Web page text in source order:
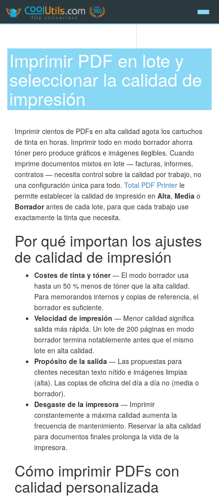
Imprimir PDF en lote y
seleccionar la calidad de
impresión
Imprimir cientos de PDFs en alta calidad agota los cartuchos
de tinta en horas. Imprimir todo en modo borrador ahorra
tóner pero produce gráficos e imágenes ilegibles. Cuando
imprime documentos mixtos en lote — facturas, informes,
contratos — necesita control sobre la calidad por trabajo, no
una configuración única para todo. Total PDF Printer le
permite establecer la calidad de impresión en Alta, Media o
Borradorantes de cada lote, para que cada trabajo use
exactamente la tinta que necesita.
Por qué importan los ajustes
de calidad de impresión
Costes de tinta y tóner— El modo borrador usa
hasta un 50 % menos de tóner que la alta calidad.
Para memorandos internos y copias de referencia, el
borrador es suficiente.
Velocidad de impresión — Menor calidad significa
salida más rápida. Un lote de 200 páginas en modo
borrador termina notablemente antes que el mismo
lote en alta calidad.
Propósito de la salida — Las propuestas para
clientes necesitan texto nítido e imágenes limpias
(alta). Las copias de oficina del día a día no (media o
borrador).
Desgaste de la impresora — Imprimir
constantemente a máxima calidad aumenta la
frecuencia de mantenimiento. Reservar la alta calidad
para documentos finales prolonga la vida de la
impresora.
Cómo imprimir PDFs con
calidad personalizada